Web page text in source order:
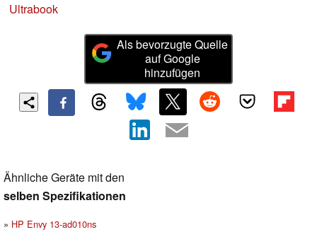
Ultrabook
Als bevorzugte Quelle
auf Google
hinzufügen
Ähnliche Geräte mit den
selben Spezifikationen
HP Envy 13-ad010ns